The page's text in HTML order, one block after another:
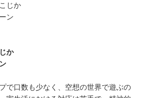
じか
ン
か
で口数も少なく、空想の世界で遊ぶの